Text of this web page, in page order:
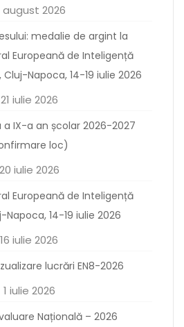
august 2026
medalie de argint la
Europeană de Inteligență
Napoca, 14-19 iulie 2026
21 iulie 2026
IX-a an școlar 2026-2027
loc)
20 iulie 2026
Europeană de Inteligență
14-19 iulie 2026
16 iulie 2026
lucrări EN8-2026
1 iulie 2026
Națională – 2026